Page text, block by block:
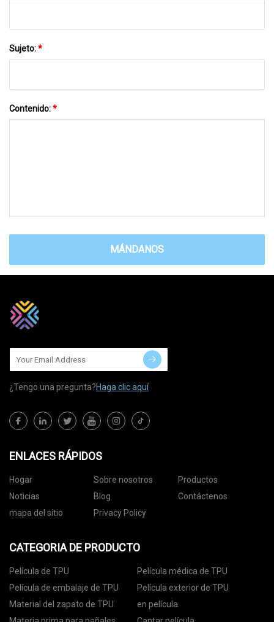
Sujeto:*
Contenido:*
MÁNDANOS
¿Tengo una pregunta?Haga clic aquí
ENLACES RÁPIDOS
Hogar Sobre nosotros
Productos
Noticias
Blog
Contáctenos
mapa del sitio
Privacy Policy
CATEGORIA DE PRODUCTO
Película de TPU
Película médica de TPU
Película de embalaje de TPU
Película exterior de TPU
Material del zapato de TPU
en película